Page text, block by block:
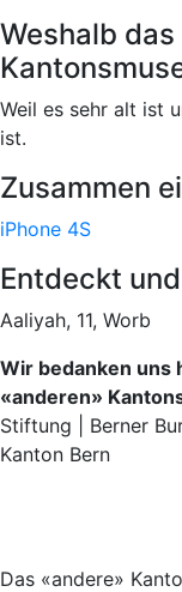
Weshalb
Weil es sehr alt ist
ist.
Zusammen
iPhone 4S
Entdeckt
Aaliyah, 11, Worb
Wir bedanken uns
«anderen»
Stiftung | Berner
Kanton Bern
Das «andere»